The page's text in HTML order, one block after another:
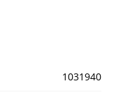
1031940